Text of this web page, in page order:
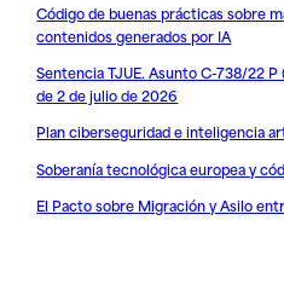
Código de buenas prácticas sobre
contenidos generados por IA
Sentencia TJUE. Asunto C-738/22
de 2 de julio de 2026
Plan ciberseguridad e inteligencia
Soberanía tecnológica europea y
El Pacto sobre Migración y Asilo